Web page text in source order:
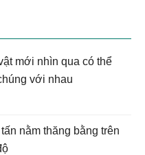
mới nhìn qua có thể
với nhau
nằm thăng bằng trên